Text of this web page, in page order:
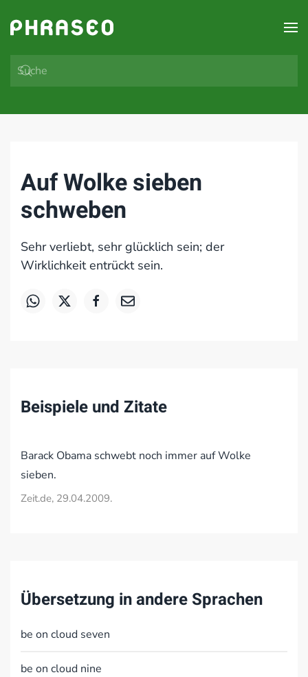
Zum Hauptinhalt springen
Auf Wolke sieben
schweben
Sehr verliebt, sehr glücklich sein; der
Wirklichkeit entrückt sein.
Beispiele und Zitate
Barack Obama schwebt noch immer auf Wolke
sieben.
Zeit.de, 29.04.2009.
Übersetzung in andere Sprachen
be on cloud seven
be on cloud nine